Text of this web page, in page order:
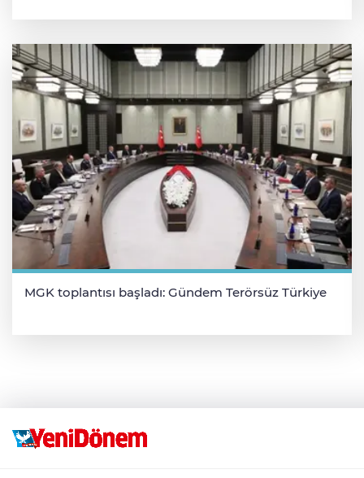
MGK toplantısı başladı: Gündem Terörsüz Türkiye